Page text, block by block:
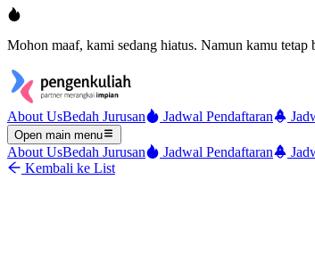
Mohon maaf, kami sedang hiatus. Namun kamu
About UsBedah Jurusan Jadwal Pendaftaran
Open main menu
About UsBedah Jurusan Jadwal Pendaftaran
Kembali ke List